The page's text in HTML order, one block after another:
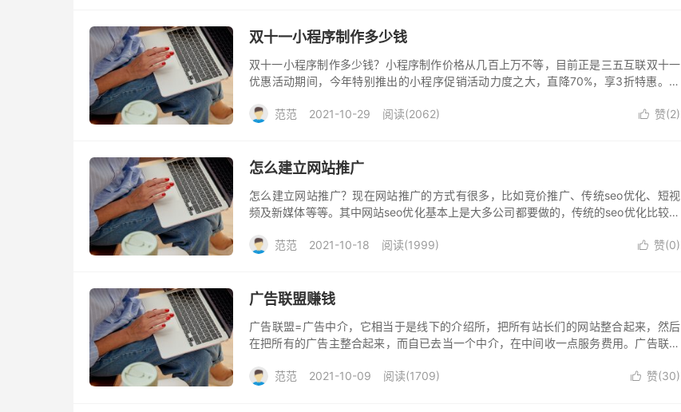
双十一小程序制作多少钱
双十一小程序制作多少钱？小程序制作价格从几百上万不等，目前正是三五互联双十一
优惠活动期间，今年特别推出的小程序促销活动力度之大，直降70%，享3折特惠。双
范范
2021-10-29 阅读(2062)  赞(2)
怎么建立网站推广
怎么建立网站推广？现在网站推广的方式有很多，比如竞价推广、传统seo优化、短视
频及新媒体等等。其中网站seo优化基本上是大多公司都要做的，传统的seo优化比较费
范范
2021-10-18 阅读(1999)  赞(0)
广告联盟赚钱
广告联盟=广告中介，它相当于是线下的介绍所，把所有站长们的网站整合起来，然后
在把所有的广告主整合起来，而自已去当一个中介，在中间收一点服务费用。广告联盟
确定的。
范范 2021-10-09 阅读(1709)  赞(30)